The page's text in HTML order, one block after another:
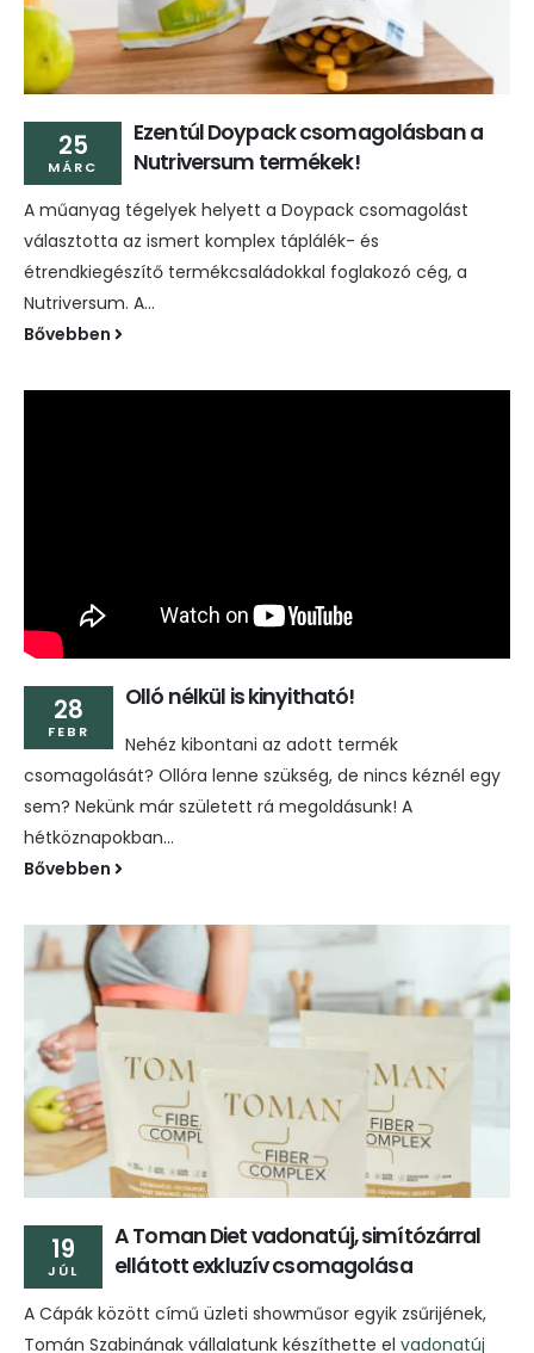
25
MÁRC
Ezentúl Doypack csomagolásban a
Nutriversum termékek!
A műanyag tégelyek helyett a Doypack csomagolást
választotta az ismert komplex táplálék- és
étrendkiegészítő termékcsaládokkal foglakozó cég, a
Nutriversum. A...
Bővebben
28
FEBR
Olló nélkül is kinyitható!
Nehéz kibontani az adott termék
csomagolását? Ollóra lenne szükség, de nincs kéznél egy
sem? Nekünk már született rá megoldásunk! A
hétköznapokban...
Bővebben
19
JÚL
A Toman Diet vadonatúj, simítózárral
ellátott exkluzív csomagolása
A Cápák között című üzleti showműsor egyik zsűrijének,
Tomán Szabinának vállalatunk készíthette el vadonatúj